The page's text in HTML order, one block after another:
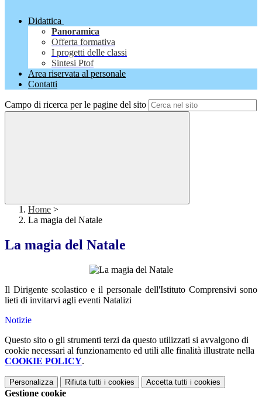
Didattica
Panoramica
Offerta formativa
I progetti delle classi
Sintesi Ptof
Area riservata al personale
Contatti
Campo di ricerca per le pagine del sito
Home >
La magia del Natale
La magia del Natale
Il Dirigente scolastico e il personale dell'Istituto Comprensivi sono
lieti di invitarvi agli eventi Natalizi
Notizie
Questo sito o gli strumenti terzi da questo utilizzati si avvalgono di
cookie necessari al funzionamento ed utili alle finalità illustrate nella
COOKIE POLICY.
Personalizza Rifiuta tutti i cookies Accetta tutti i cookies
Gestione cookie